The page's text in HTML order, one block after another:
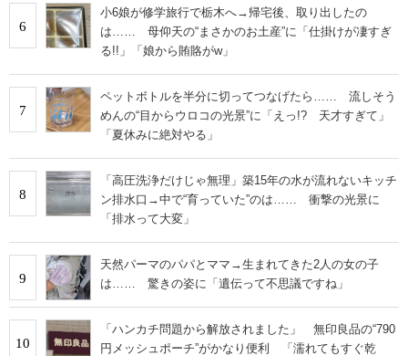
6
小6娘が修学旅行で栃木へ→帰宅後、取り出したの
は…… 母仰天の“まさかのお土産”に「仕掛けが凄すぎ
る!!」「娘から賄賂がw」
7
ペットボトルを半分に切ってつなげたら…… 流しそう
めんの“目からウロコの光景”に「えっ!? 天才すぎて」
「夏休みに絶対やる」
8
「高圧洗浄だけじゃ無理」築15年の水が流れないキッチ
ン排水口→中で“育っていた”のは…… 衝撃の光景に
「排水って大変」
9
天然パーマのパパとママ→生まれてきた2人の女の子
は…… 驚きの姿に「遺伝って不思議ですね」
10
「ハンカチ問題から解放されました」 無印良品の“790
円メッシュポーチ”がかなり便利 「濡れてもすぐ乾